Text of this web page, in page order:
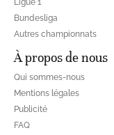
Ligue 1
Bundesliga
Autres championnats
À propos de nous
Qui sommes-nous
Mentions légales
Publicité
FAQ